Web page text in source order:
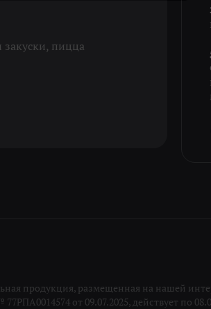
пицца
продукция, размещенная на нашей
от 09.07.2025, действует по